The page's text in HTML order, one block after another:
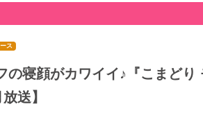
ス
の寝顔がカワイイ♪『こまど
送】